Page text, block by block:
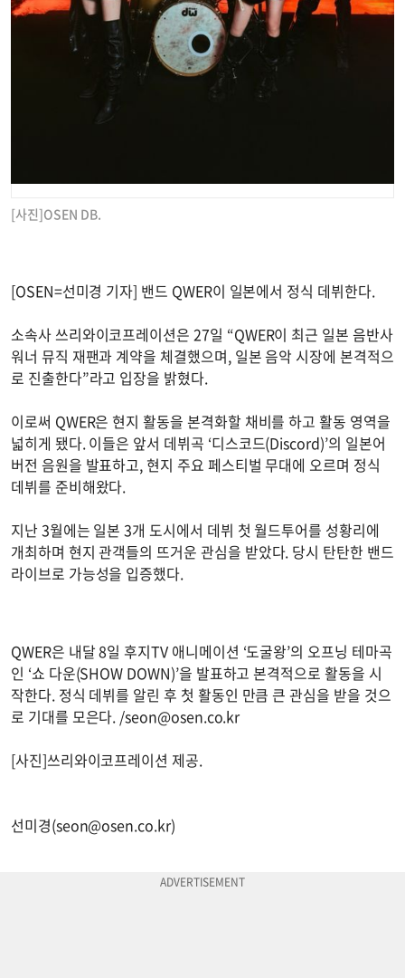
[사진]OSEN DB.
[OSEN=선미경 기자] 밴드 QWER이 일본에서 정식 데뷔한다.
소속사 쓰리와이코프레이션은 27일 “QWER이 최근 일본 음반사
워너 뮤직 재팬과 계약을 체결했으며, 일본 음악 시장에 본격적으
로 진출한다”라고 입장을 밝혔다.
이로써 QWER은 현지 활동을 본격화할 채비를 하고 활동 영역을
넓히게 됐다. 이들은 앞서 데뷔곡 ‘디스코드(Discord)’의 일본어
버전 음원을 발표하고, 현지 주요 페스티벌 무대에 오르며 정식
데뷔를 준비해왔다.
지난 3월에는 일본 3개 도시에서 데뷔 첫 월드투어를 성황리에
개최하며 현지 관객들의 뜨거운 관심을 받았다. 당시 탄탄한 밴드
라이브로 가능성을 입증했다.
QWER은 내달 8일 후지TV 애니메이션 ‘도굴왕’의 오프닝 테마곡
인 ‘쇼 다운(SHOW DOWN)’을 발표하고 본격적으로 활동을 시
작한다. 정식 데뷔를 알린 후 첫 활동인 만큼 큰 관심을 받을 것으
로 기대를 모은다. /seon@osen.co.kr
[사진]쓰리와이코프레이션 제공.
선미경(seon@osen.co.kr)